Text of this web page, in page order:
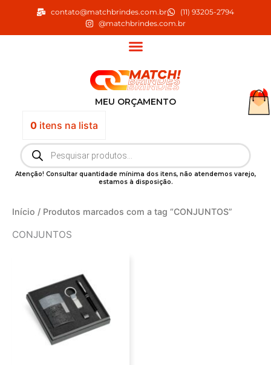
o
contato@matchbrindes.com.br
(11) 93205-2794
@matchbrindes.com.br
MEU ORÇAMENTO
0itens na lista
Pesquisar
produtos
Atenção! Consultar quantidade mínima dos itens, não atendemos varejo,
estamos à disposição.
Início / Produtos marcados com a tag “CONJUNTOS”
CONJUNTOS